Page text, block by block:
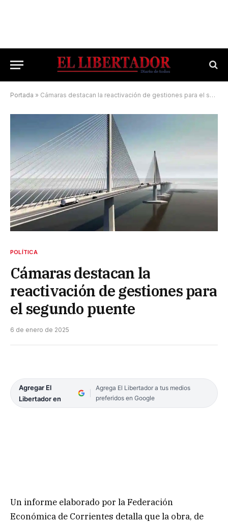
Portada » Cámaras destacan la reactivación de gestiones para el segundo puente
POLÍTICA
Cámaras destacan la
reactivación de gestiones para
el segundo puente
6 de enero de 2025
Agregar El
Libertador en
Agrega El Libertador a tus medios
preferidos en Google
Un informe elaborado por la Federación
Económica de Corrientes detalla que la obra, de